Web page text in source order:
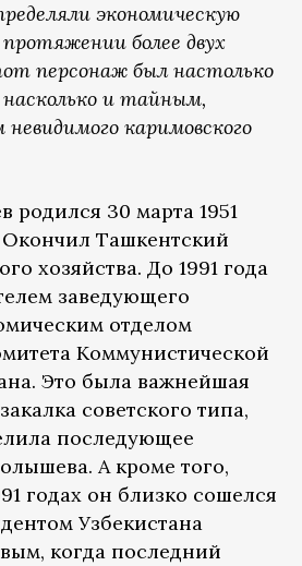
экономическую
более двух
персонаж был настолько
и тайным,
невидимого каримовского
родился 30 марта 1951
Окончил Ташкентский
хозяйства. До 1991 года
заведующего
отделом
Коммунистической
Это была важнейшая
советского типа,
последующее
А кроме того,
годах он близко сошелся
Узбекистана
когда последний